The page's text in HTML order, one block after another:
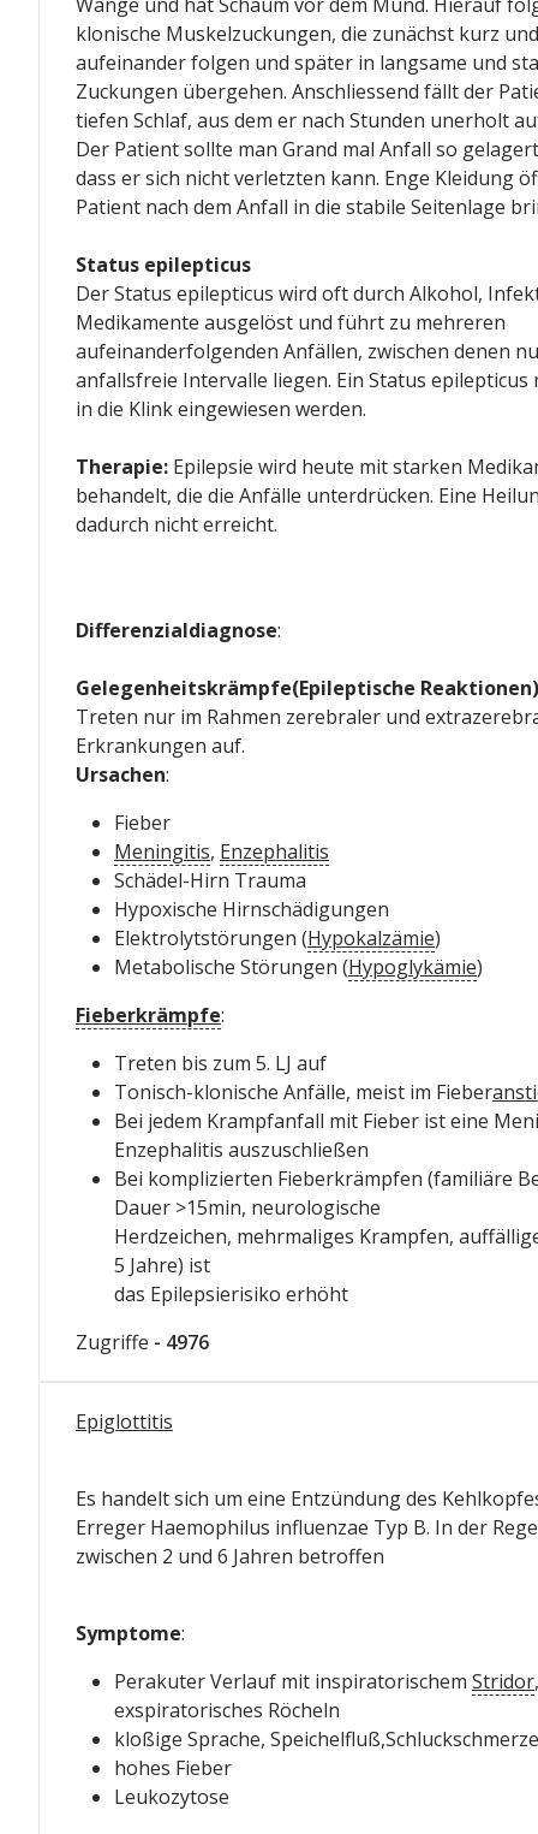
klonische Muskelzuckungen, die zunächst kurz
aufeinander folgen und später in langsame und
Zuckungen übergehen. Anschliessend fällt der
tiefen Schlaf, aus dem er nach Stunden unerholt
Der Patient sollte man Grand mal Anfall so
dass er sich nicht verletzten kann. Enge Kleidung
Patient nach dem Anfall in die stabile Seitenlage
Status epilepticus
Der Status epilepticus wird oft durch Alkohol,
Medikamente ausgelöst und führt zu mehreren
aufeinanderfolgenden Anfällen, zwischen denen
anfallsfreie Intervalle liegen. Ein Status epilepticus
in die Klink eingewiesen werden.
Therapie: Epilepsie wird heute mit starken
behandelt, die die Anfälle unterdrücken. Eine
dadurch nicht erreicht.
Differenzialdiagnose:
Gelegenheitskrämpfe(Epileptische Reaktionen)
Treten nur im Rahmen zerebraler und
Erkrankungen auf.
Ursachen:
Fieber
Meningitis, Enzephalitis
Schädel-Hirn Trauma
Hypoxische Hirnschädigungen
Elektrolytstörungen (Hypokalzämie)
Metabolische Störungen (Hypoglykämie)
Fieberkrämpfe:
Treten bis zum 5. LJ auf
Tonisch-klonische Anfälle, meist im Fieber
Bei jedem Krampfanfall mit Fieber ist eine
Enzephalitis auszuschließen
Bei komplizierten Fieberkrämpfen (familiäre
Dauer >15min, neurologische
Herdzeichen, mehrmaliges Krampfen,
5 Jahre) ist
das Epilepsierisiko erhöht
Zugriffe - 4976
Epiglottitis
Es handelt sich um eine Entzündung des
Erreger Haemophilus influenzae Typ B. In der
zwischen 2 und 6 Jahren betroffen
Symptome:
Perakuter Verlauf mit inspiratorischem Stridor
exspiratorisches Röcheln
kloßige Sprache,
hohes Fieber
Leukozytose